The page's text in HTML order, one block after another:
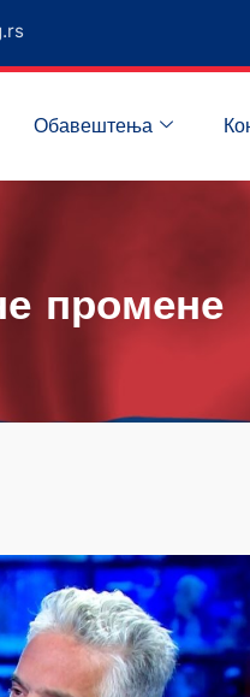
Обавештења
промене